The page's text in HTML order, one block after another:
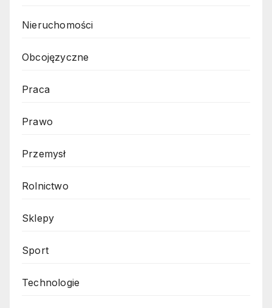
Nieruchomości
Obcojęzyczne
Praca
Prawo
Przemysł
Rolnictwo
Sklepy
Sport
Technologie